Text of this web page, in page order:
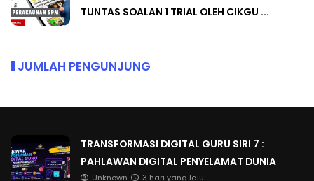
TUNTAS SOALAN 1 TRIAL OLEH CIKGU ...
JUMLAH PENGUNJUNG
TRANSFORMASI DIGITAL GURU SIRI 7 :
PAHLAWAN DIGITAL PENYELAMAT DUNIA
Unknown 3 hari yang lalu